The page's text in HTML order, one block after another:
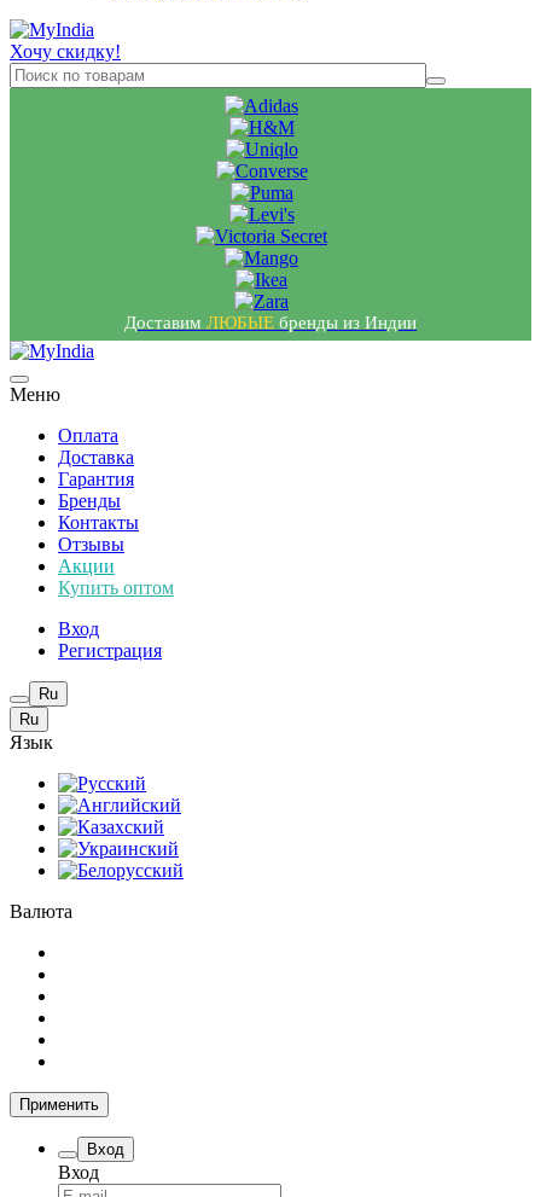
Хочу скидку!
Доставим ЛЮБЫЕ бренды из Индии
Меню
Оплата
Доставка
Гарантия
Бренды
Контакты
Отзывы
Акции
Купить оптом
Вход
Регистрация
Ru
Ru
Язык
Валюта
Применить
Вход
Вход